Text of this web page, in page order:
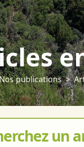
publications
un